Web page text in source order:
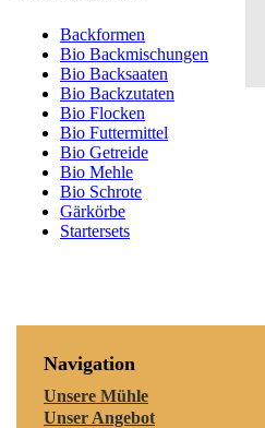
Backformen
Bio Backmischungen
Bio Backsaaten
Bio Backzutaten
Bio Flocken
Bio Futtermittel
Bio Getreide
Bio Mehle
Bio Schrote
Gärkörbe
Startersets
Navigation
Unsere Mühle
Unser Angebot